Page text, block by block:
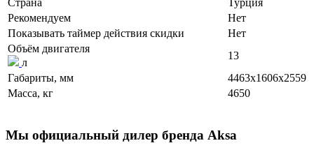
Страна
Турция
Рекомендуем
Нет
Показывать таймер действия скидки
Нет
Объём двигателя
л
13
Габариты, мм
4463x1606x2559
Масса, кг
4650
Мы официальный дилер бренда Aksa